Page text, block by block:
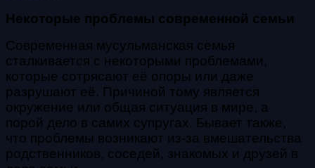
Некоторые проблемы современной семьи
Современная мусульманская семья
сталкивается с некоторыми проблемами,
которые сотрясают её опоры или даже
разрушают её. Причиной тому является
окружение или общая ситуация в мире, а
порой дело в самих супругах. Бывает также,
что проблемы возникают из-за вмешательства
родственников, соседей, знакомых и друзей в